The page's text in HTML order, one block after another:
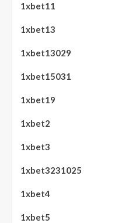
1xbet11
1xbet13
1xbet13029
1xbet15031
1xbet19
1xbet2
1xbet3
1xbet3231025
1xbet4
1xbet5